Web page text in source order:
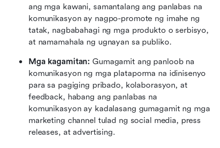
ang mga kawani, samantalang ang panlabas na
komunikasyon ay nagpo-promote ng imahe ng
tatak, nagbabahagi ng mga produkto o serbisyo,
at namamahala ng ugnayan sa publiko.
Mga kagamitan: Gumagamit ang panloob na
komunikasyon ng mga plataporma na idinisenyo
para sa pagiging pribado, kolaborasyon, at
feedback, habang ang panlabas na
komunikasyon ay kadalasang gumagamit ng mga
marketing channel tulad ng social media, press
releases, at advertising.